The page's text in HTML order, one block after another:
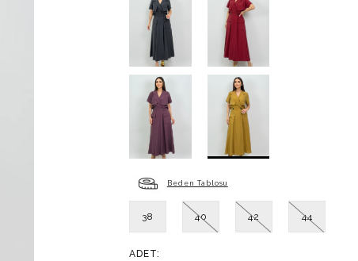
İADE VE DEĞİŞİM GARANTİSİ
12 AYA VARAN TAKSİT İMKANI
VE NAKİT ÖDEME SEÇENEĞİ
LÜTFEN FEVER BEDEN TABLOSUNU
Beden Tablosu
38 40 42 44
ADET: